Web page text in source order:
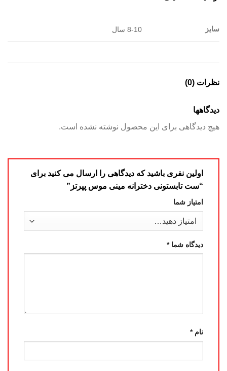
سایز 8-10 سال
نظرات (0)
دیدگاهها
هیچ دیدگاهی برای این محصول نوشته نشده است.
اولین نفری باشید که دیدگاهی را ارسال می کنید برای
“ست تابستونی دخترانه مینی موس پپرتز”
امتیاز شما
دیدگاه شما*
نام*